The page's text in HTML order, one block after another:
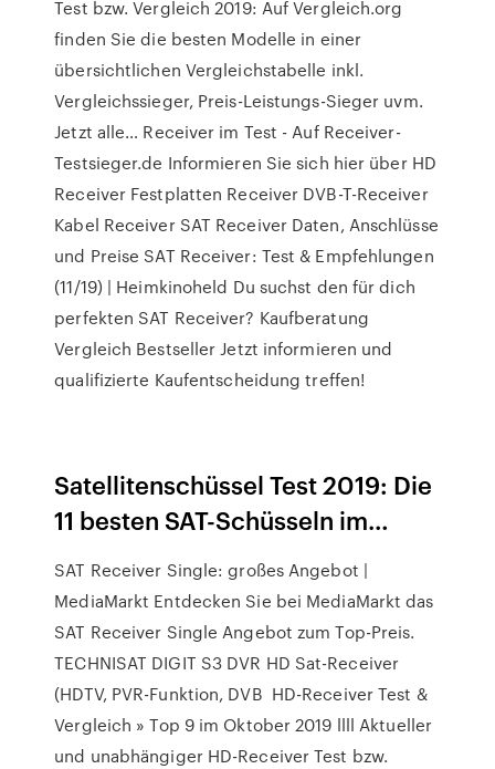
Test bzw. Vergleich 2019: Auf Vergleich.org
finden Sie die besten Modelle in einer
übersichtlichen Vergleichstabelle inkl.
Vergleichssieger, Preis-Leistungs-Sieger uvm.
Jetzt alle… Receiver im Test - Auf Receiver-
Testsieger.de Informieren Sie sich hier über HD
Receiver Festplatten Receiver DVB-T-Receiver
Kabel Receiver SAT Receiver Daten, Anschlüsse
und Preise SAT Receiver: Test & Empfehlungen
(11/19) | Heimkinoheld Du suchst den für dich
perfekten SAT Receiver? Kaufberatung
Vergleich Bestseller Jetzt informieren und
qualifizierte Kaufentscheidung treffen!
Satellitenschüssel Test 2019: Die
11 besten SAT-Schüsseln im…
SAT Receiver Single: großes Angebot |
MediaMarkt Entdecken Sie bei MediaMarkt das
SAT Receiver Single Angebot zum Top-Preis.
TECHNISAT DIGIT S3 DVR HD Sat-Receiver
(HDTV, PVR-Funktion, DVB HD-Receiver Test &
Vergleich » Top 9 im Oktober 2019 llll Aktueller
und unabhängiger HD-Receiver Test bzw.